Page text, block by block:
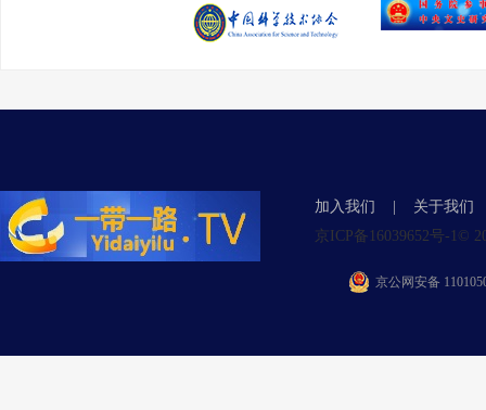
加入我们
关于我们
京ICP备16039652号-1©
京公网安备